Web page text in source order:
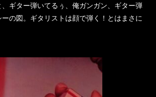
ギター弾いてるぅ、俺ガンガン、ギター弾
の図。ギタリストは顔で弾く！とはまさに